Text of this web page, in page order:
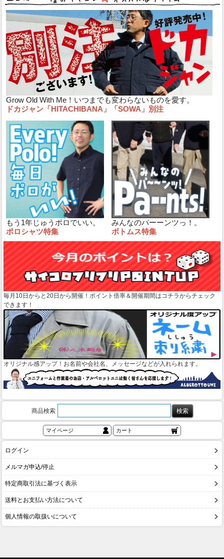
Grow Old With Me！いつまでも変わらないものを愛す。
ドカジャン「HITACHIBANA」「SOWA」別注
もう1年じゅうポロでいい。
ポロシャツ特集
みんなのパーーンツっ！。
ボトムス特集
毎月10日からと20日から開催！ポイント倍率＆開催期間はコチラからチェック
できます！
オリジナル感アップ！お名前や会社名、メッセージなどが入れられます。
商品検索
マイページ カート
ログイン
メルマガ申込/停止
特定商取引法に基づく表示
送料とお支払い方法について
個人情報の取扱いについて